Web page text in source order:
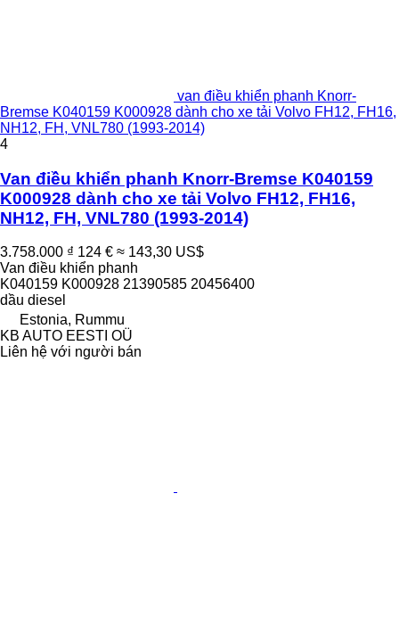
van điều khiển phanh Knorr-
Bremse K040159 K000928 dành cho xe tải Volvo FH12, FH16,
NH12, FH, VNL780 (1993-2014)
4
Van điều khiển phanh Knorr-Bremse K040159
K000928 dành cho xe tải Volvo FH12, FH16,
NH12, FH, VNL780 (1993-2014)
3.758.000 ₫ 124 € ≈ 143,30 US$
Van điều khiển phanh
K040159 K000928 21390585 20456400
dầu diesel
Estonia, Rummu
KB AUTO EESTI OÜ
Liên hệ với người bán